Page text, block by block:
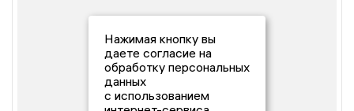
Нажимая кнопку вы
даете согласие на
обработку персональных
данных
с использованием